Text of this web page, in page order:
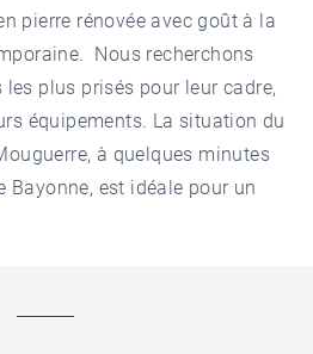
pierre rénovée avec goût à la
Nous recherchons
plus prisés pour leur cadre,
équipements. La situation du
, à quelques minutes
Bayonne, est idéale pour un